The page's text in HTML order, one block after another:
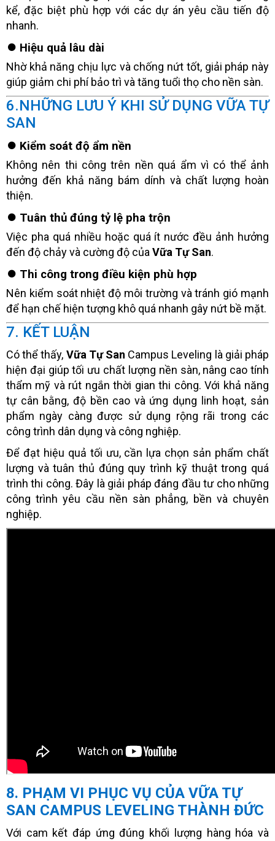
kể, đặc biệt phù hợp với các dự án yêu cầu tiến độ
nhanh.
⏺️ Hiệu quả lâu dài
Nhờ khả năng chịu lực và chống nứt tốt, giải pháp này
giúp giảm chi phí bảo trì và tăng tuổi thọ cho nền sàn.
6.NHỮNG LƯU Ý KHI SỬ DỤNG VỮA TỰ
SAN
⏺️ Kiểm soát độ ẩm nền
Không nên thi công trên nền quá ẩm vì có thể ảnh
hưởng đến khả năng bám dính và chất lượng hoàn
thiện.
⏺️ Tuân thủ đúng tỷ lệ pha trộn
Việc pha quá nhiều hoặc quá ít nước đều ảnh hưởng
đến độ chảy và cường độ của Vữa Tự San.
⏺️ Thi công trong điều kiện phù hợp
Nên kiểm soát nhiệt độ môi trường và tránh gió mạnh
để hạn chế hiện tượng khô quá nhanh gây nứt bề mặt.
7. KẾT LUẬN
Có thể thấy, Vữa Tự San Campus Leveling là giải pháp
hiện đại giúp tối ưu chất lượng nền sàn, nâng cao tính
thẩm mỹ và rút ngắn thời gian thi công. Với khả năng
tự cân bằng, độ bền cao và ứng dụng linh hoạt, sản
phẩm ngày càng được sử dụng rộng rãi trong các
công trình dân dụng và công nghiệp.
Để đạt hiệu quả tối ưu, cần lựa chọn sản phẩm chất
lượng và tuân thủ đúng quy trình kỹ thuật trong quá
trình thi công. Đây là giải pháp đáng đầu tư cho những
công trình yêu cầu nền sàn phẳng, bền và chuyên
nghiệp.
8. PHẠM VI PHỤC VỤ CỦA VỮA TỰ
SAN CAMPUS LEVELING THÀNH ĐỨC
Với cam kết đáp ứng đúng khối lượng hàng hóa và